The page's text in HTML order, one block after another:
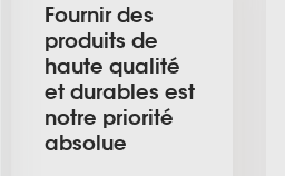
Fournir des
produits de
haute qualité
et durables est
notre priorité
absolue